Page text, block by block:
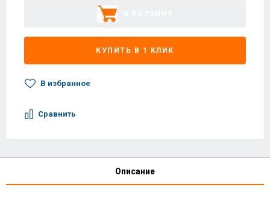
КУПИТЬ В 1 КЛИК
В избранное
Сравнить
Описание